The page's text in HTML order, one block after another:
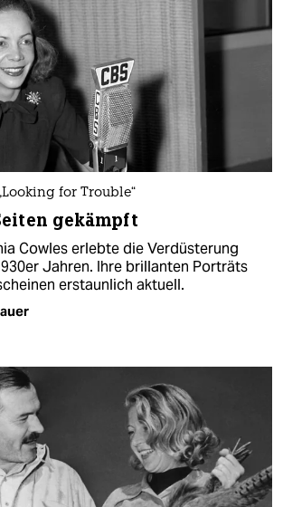
for Trouble“
gekämpft
Cowles erlebte die Verdüsterung
Jahren. Ihre brillanten Porträts
erstaunlich aktuell.